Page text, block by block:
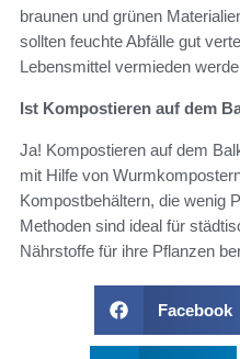
braunen und grünen
sollten feuchte Abfälle gut
Lebensmittel vermieden
Ist Kompostieren auf dem
Ja! Kompostieren auf dem
mit Hilfe von
Kompostbehältern, die wenig
Methoden sind ideal für
Nährstoffe für ihre Pflanzen
Facebook